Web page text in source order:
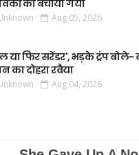
को बचाया गया
Aug 05, 2026
या फिर सरेंडर', भड़के ट्रंप बोले-
का दोहरा रवैया
Aug 04, 2026